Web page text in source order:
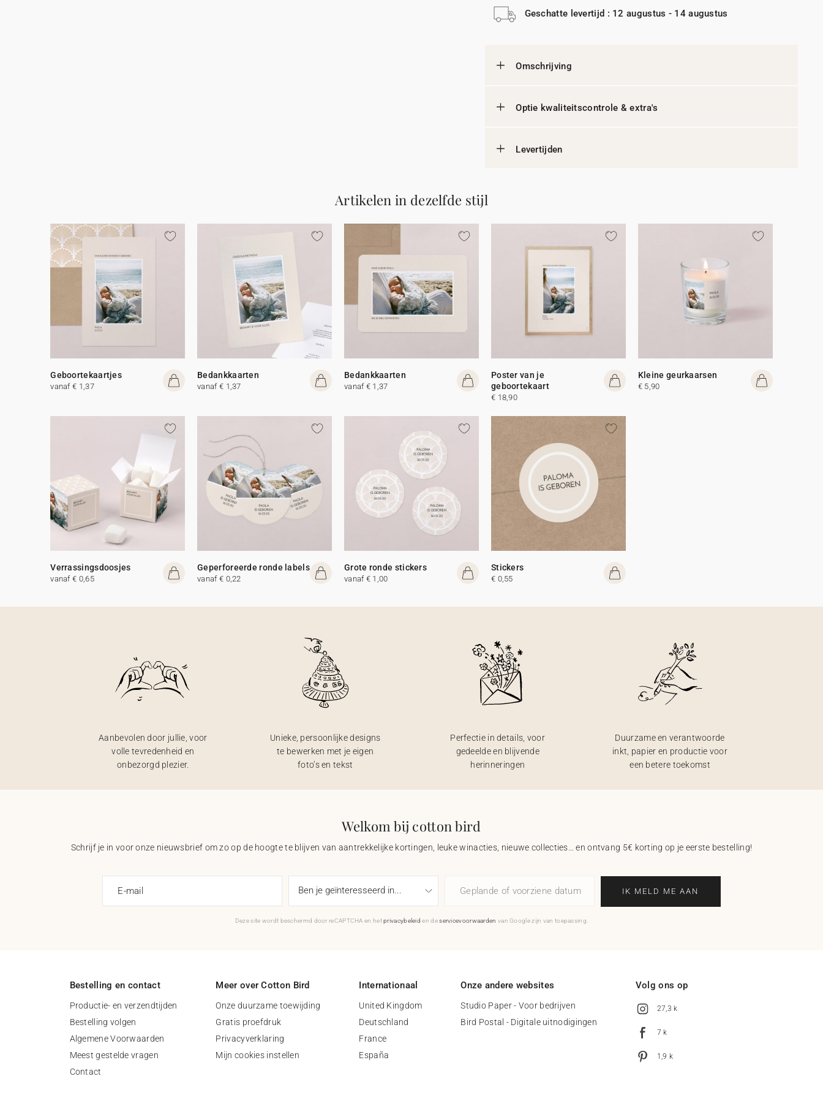
Geschatte levertijd : 12 augustus - 14 augustus
Omschrijving
Optie kwaliteitscontrole & extra's
Levertijden
Artikelen in dezelfde stijl
Geboortekaartjes
vanaf € 1,37
Bedankkaarten
vanaf € 1,37
Bedankkaarten
vanaf € 1,37
Poster van je
geboortekaart
€ 18,90
Kleine geurkaarsen
€ 5,90
Verrassingsdoosjes
vanaf € 0,65
Geperforeerde ronde labels
vanaf € 0,22
Grote ronde stickers
vanaf € 1,00
Stickers
€ 0,55
Aanbevolen door jullie, voor
volle tevredenheid en
onbezorgd plezier.
Unieke, persoonlijke designs
te bewerken met je eigen
foto’s en tekst
Perfectie in details, voor
gedeelde en blijvende
herinneringen
Duurzame en verantwoorde
inkt, papier en productie voor
een betere toekomst
Welkom bij cotton bird
Schrijf je in voor onze nieuwsbrief om zo op de hoogte te blijven van aantrekkelijke kortingen, leuke winacties, nieuwe collecties… en ontvang 5€ korting op je eerste bestelling!
E-mail Geplande of voorziene datum IK MELD ME AAN
Deze site wordt beschermd door reCAPTCHA en hetprivacybeleid en deservicevoorwaarden van Google zijn van toepassing.
Bestelling en contact
Productie- en verzendtijden
Bestelling volgen
Algemene Voorwaarden
Meest gestelde vragen
Contact
Meer over Cotton Bird
Onze duurzame toewijding
Gratis proefdruk
Privacyverklaring
Mijn cookies instellen
Internationaal
United Kingdom
Deutschland
France
España
Onze andere websites
Studio Paper - Voor bedrijven
Bird Postal - Digitale uitnodigingen
Volg ons op
27,3 k
7 k
1,9 k